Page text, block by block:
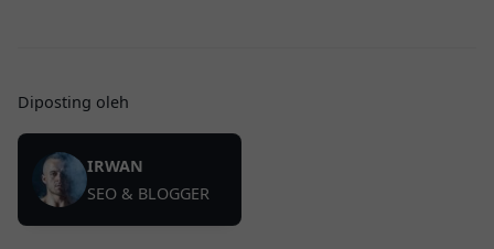
Diposting oleh
IRWAN
SEO & BLOGGER